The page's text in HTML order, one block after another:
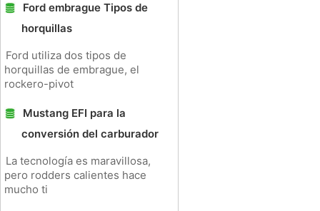
Ford embrague Tipos de
horquillas
Ford utiliza dos tipos de
horquillas de embrague, el
rockero-pivot
Mustang EFI para la
conversión del carburador
La tecnología es maravillosa,
pero rodders calientes hace
mucho ti